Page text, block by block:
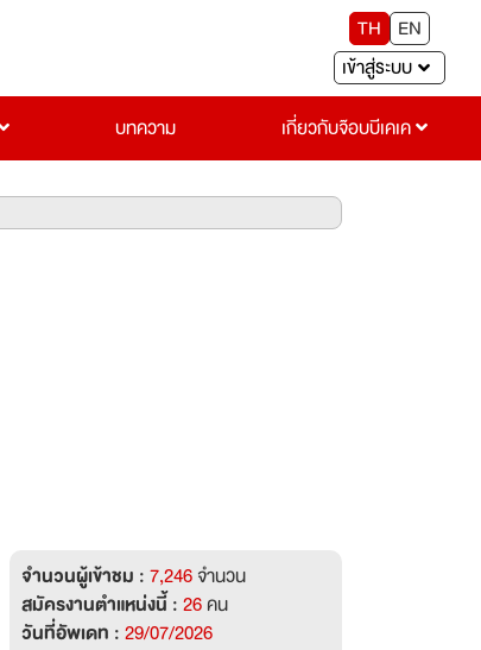
TH
EN
เข้าสู่ระบบ
บทความ เกี่ยวกับจ๊อบบีเคเค
จำนวนผู้เข้าชม :7,246จำนวน
สมัครงานตำแหน่งนี้ :26คน
วันที่อัพเดท :29/07/2026